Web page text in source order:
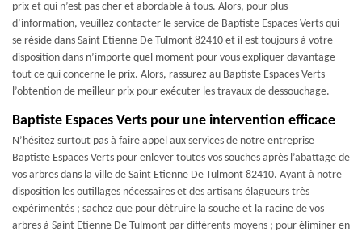
prix et qui n’est pas cher et abordable à tous. Alors, pour plus
d’information, veuillez contacter le service de Baptiste Espaces Verts qui
se réside dans Saint Etienne De Tulmont 82410 et il est toujours à votre
disposition dans n’importe quel moment pour vous expliquer davantage
tout ce qui concerne le prix. Alors, rassurez au Baptiste Espaces Verts
l’obtention de meilleur prix pour exécuter les travaux de dessouchage.
Baptiste Espaces Verts pour une intervention efficace
N’hésitez surtout pas à faire appel aux services de notre entreprise
Baptiste Espaces Verts pour enlever toutes vos souches après l’abattage de
vos arbres dans la ville de Saint Etienne De Tulmont 82410. Ayant à notre
disposition les outillages nécessaires et des artisans élagueurs très
expérimentés ; sachez que pour détruire la souche et la racine de vos
arbres à Saint Etienne De Tulmont par différents moyens ; pour éliminer en